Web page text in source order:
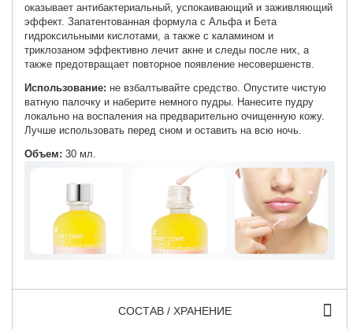
оказывает антибактериальный, успокаивающий и заживляющий
эффект. Запатентованная формула с Альфа и Бета
гидроксильными кислотами, а также с каламином и
триклозаном эффективно лечит акне и следы после них, а
также предотвращает повторное появление несовершенств.
Использование: не взбалтывайте средство. Опустите чистую
ватную палочку и наберите немного пудры. Нанесите пудру
локально на воспаления на предварительно очищенную кожу.
Лучше использовать перед сном и оставить на всю ночь.
Объем: 30 мл.
СОСТАВ / ХРАНЕНИЕ